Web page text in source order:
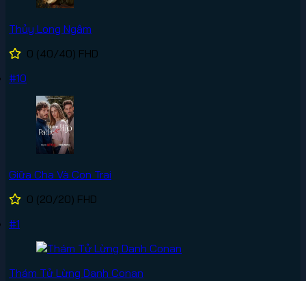
Thủy Long Ngâm
0 (40/40) FHD
#10
Giữa Cha Và Con Trai
0 (20/20) FHD
#1
Thám Tử Lừng Danh Conan